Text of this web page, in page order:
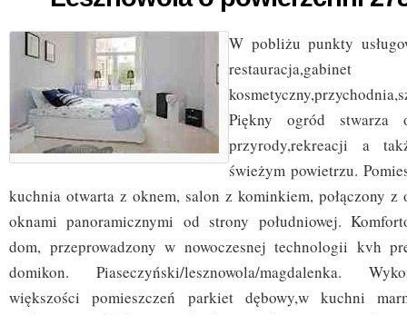
W pobliżu punkty
restauracja,gabinet
Piękny ogród stwarza
przyrody,rekreacji a
świeżym powietrzu.
kuchnia otwarta z oknem, salon z kominkiem, połączony z
oknami panoramicznymi od strony południowej.
dom, przeprowadzony w nowoczesnej technologii kvh
domikon. Piaseczyński/lesznowola/magdalenka.
większości pomieszczeń parkiet dębowy,w kuchni